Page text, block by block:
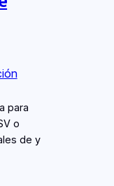
para
o
de y